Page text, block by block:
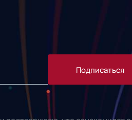
Подписаться